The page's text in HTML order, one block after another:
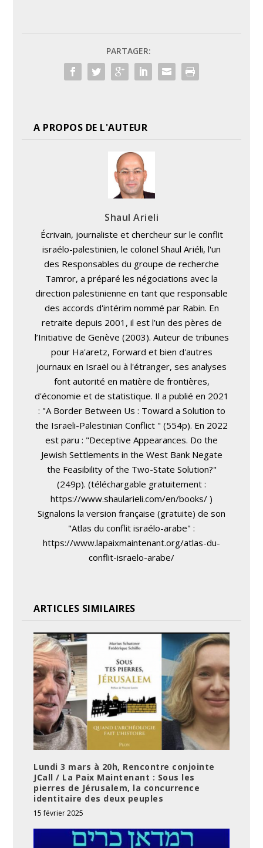
PARTAGER:
A PROPOS DE L'AUTEUR
Shaul Arieli
Écrivain, journaliste et chercheur sur le conflit
israélo-palestinien, le colonel Shaul Ariéli, l'un
des Responsables du groupe de recherche
Tamror, a préparé les négociations avec la
direction palestinienne en tant que responsable
des accords d'intérim nommé par Rabin. En
retraite depuis 2001, il est l’un des pères de
l’Initiative de Genève (2003). Auteur de tribunes
pour Ha'aretz, Forward et bien d'autres
journaux en Israël ou à l'étranger, ses analyses
font autorité en matière de frontières,
d'économie et de statistique. Il a publié en 2021
: "A Border Between Us : Toward a Solution to
the Israeli-Palestinian Conflict " (554p). En 2022
est paru : "Deceptive Appearances. Do the
Jewish Settlements in the West Bank Negate
the Feasibility of the Two-State Solution?"
(249p). (téléchargable gratuitement :
https://www.shaularieli.com/en/books/ )
Signalons la version française (gratuite) de son
"Atlas du conflit israélo-arabe" :
https://www.lapaixmaintenant.org/atlas-du-
conflit-israelo-arabe/
ARTICLES SIMILAIRES
Lundi 3 mars à 20h, Rencontre conjointe
JCall / La Paix Maintenant : Sous les
pierres de Jérusalem, la concurrence
identitaire des deux peuples
15 février 2025